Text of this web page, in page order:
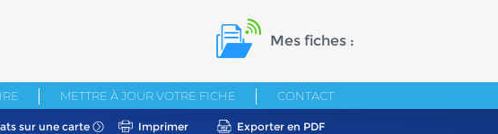
Mes fiches :
METTRE À JOUR VOTRE FICHE CONTACT
sur une carte Imprimer Exporter en PDF